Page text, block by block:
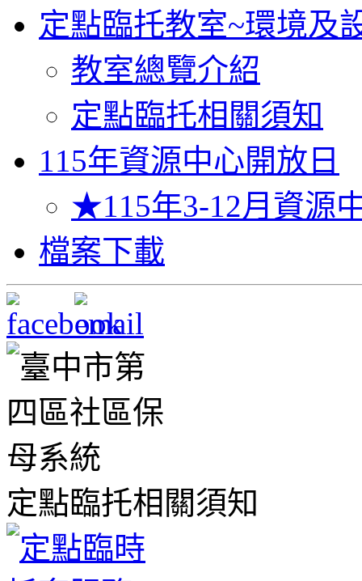
定點臨托教室~環境及
教室總覽介紹
定點臨托相關須知
115年資源中心開放日
★115年3-12月資源
檔案下載
定點臨托相關須知